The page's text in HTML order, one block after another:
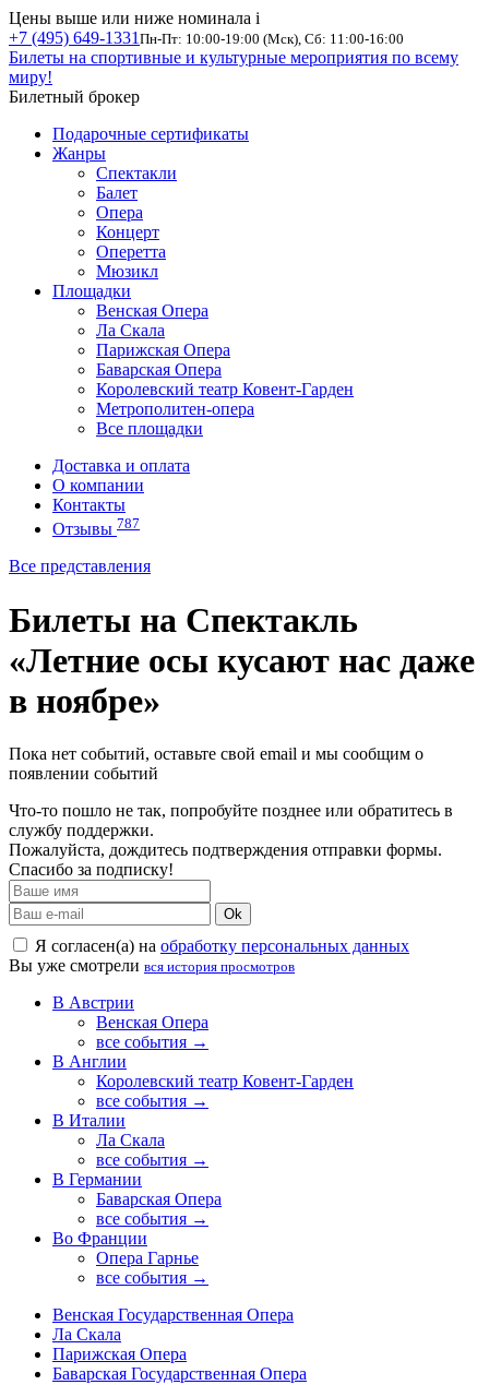
Цены выше или ниже номинала i
+7 (495) 649-1331 Пн-Пт: 10:00-19:00 (Мск), Сб: 11:00-16:00
Билеты на спортивные и культурные мероприятия по всему
миру!
Билетный брокер
Подарочные сертификаты
Жанры
Спектакли
Балет
Опера
Концерт
Оперетта
Мюзикл
Площадки
Венская Опера
Ла Скала
Парижская Опера
Баварская Опера
Королевский театр Ковент-Гарден
Метрополитен-опера
Все площадки
Доставка и оплата
О компании
Контакты
Отзывы 787
Все представления
Билеты на Спектакль
«Летние осы кусают нас даже
в ноябре»
Пока нет событий, оставьте свой email и мы сообщим о
появлении событий
Что-то пошло не так, попробуйте позднее или обратитесь в
службу поддержки.
Пожалуйста, дождитесь подтверждения отправки формы.
Спасибо за подписку!
Ok
Я согласен(а) на обработку персональных данных
Вы уже смотрели вся история просмотров
В Австрии
Венская Опера
все события →
В Англии
Королевский театр Ковент-Гарден
все события →
В Италии
Ла Скала
все события →
В Германии
Баварская Опера
все события →
Во Франции
Опера Гарнье
все события →
Венская Государственная Опера
Ла Скала
Парижская Опера
Баварская Государственная Опера